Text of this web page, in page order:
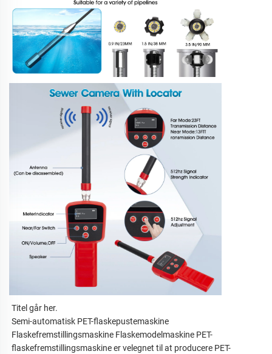
Titel går her.
Semi-automatisk PET-flaskepustemaskine
Flaskefremstillingsmaskine Flaskemodelmaskine PET-
flaskefremstillingsmaskine er velegnet til at producere PET-